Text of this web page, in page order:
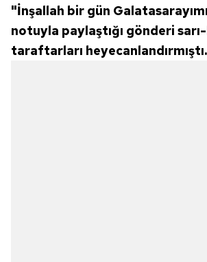
"İnşallah bir gün
notuyla paylaştığı gönderi sarı-
taraftarları heyecanlandırmıştı.